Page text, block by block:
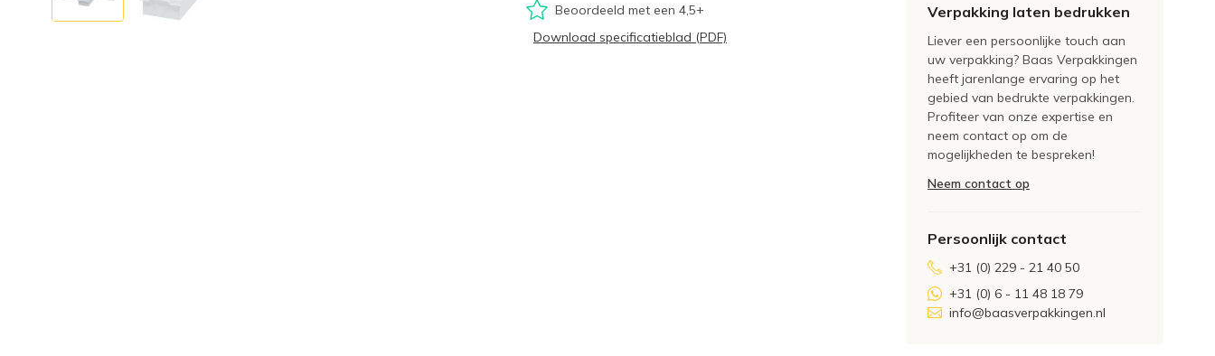
Beoordeeld met een 4,5+
Download specificatieblad (PDF)
Verpakking laten bedrukken
Liever een persoonlijke touch aan
uw verpakking? Baas Verpakkingen
heeft jarenlange ervaring op het
gebied van bedrukte verpakkingen.
Profiteer van onze expertise en
neem contact op om de
mogelijkheden te bespreken!
Neem contact op
Persoonlijk contact
+31 (0) 229 - 21 40 50
+31 (0) 6 - 11 48 18 79
info@baasverpakkingen.nl